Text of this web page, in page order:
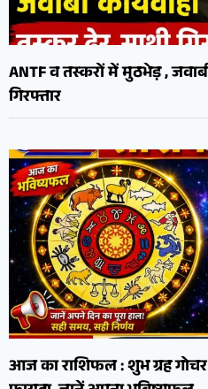
ANTF व तस्करों में मुठभेड़ ,
गिरफ्तार
आज का राशिफल : शुभ ग्रह गोचर